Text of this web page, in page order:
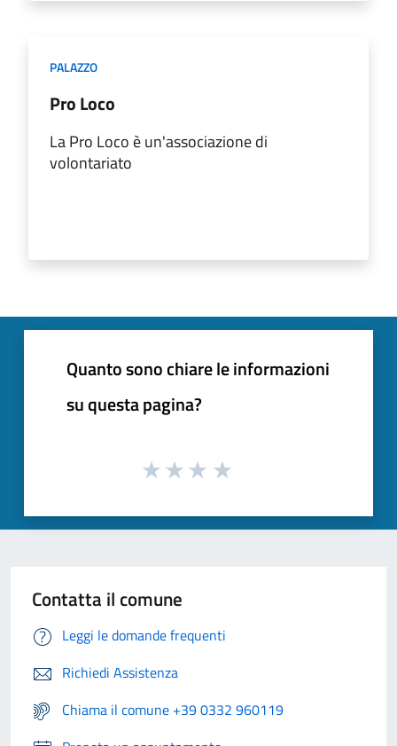
PALAZZO
Pro Loco
La Pro Loco è un'associazione di
volontariato
Quanto sono chiare le informazioni
su questa pagina?
Contatta il comune
Leggi le domande frequenti
Richiedi Assistenza
Chiama il comune +39 0332 960119